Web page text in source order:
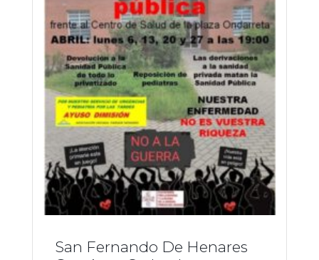
San Fernando De Henares